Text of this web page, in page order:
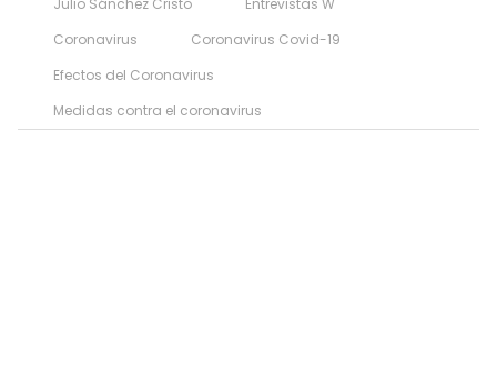
Coronavirus
Coronavirus Covid-19
Efectos del Coronavirus
Medidas contra el coronavirus